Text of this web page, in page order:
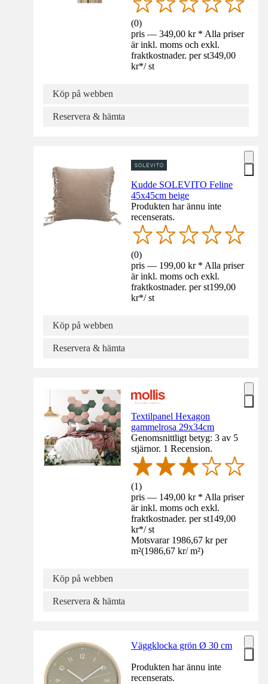
(0)
pris — 349,00 kr * Alla priser
är inkl. moms och exkl.
fraktkostnader. per st349,00
kr*/ st
Köp på webben
Reservera & hämta
Kudde SOLEVITO Feline
45x45cm beige
Produkten har ännu inte
recenserats.
(0)
pris — 199,00 kr * Alla priser
är inkl. moms och exkl.
fraktkostnader. per st199,00
kr*/ st
Köp på webben
Reservera & hämta
Textilpanel Hexagon
gammelrosa 29x34cm
Genomsnittligt betyg: 3 av 5
stjärnor. 1 Recension.
(1)
pris — 149,00 kr * Alla priser
är inkl. moms och exkl.
fraktkostnader. per st149,00
kr*/ st
Motsvarar 1986,67 kr per
m²(1986,67 kr/ m²)
Köp på webben
Reservera & hämta
Väggklocka grön Ø 30 cm
Produkten har ännu inte
recenserats.